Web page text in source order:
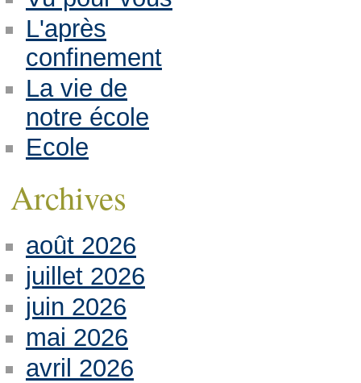
L'après
confinement
La vie de
notre école
Ecole
Archives
août 2026
juillet 2026
juin 2026
mai 2026
avril 2026